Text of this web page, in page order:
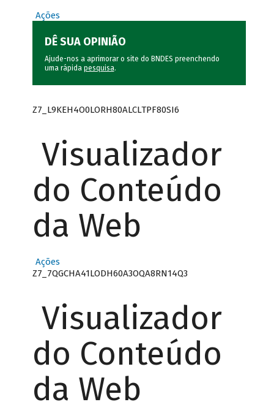
Ações
DÊ SUA OPINIÃO
Ajude-nos a aprimorar o site do BNDES preenchendo
uma rápida pesquisa.
Z7_L9KEH4O0LORH80ALCLTPF80SI6
Visualizador
do Conteúdo
da Web
Ações
Z7_7QGCHA41LODH60A3OQA8RN14Q3
Visualizador
do Conteúdo
da Web